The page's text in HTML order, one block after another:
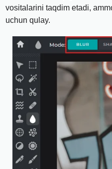
vositalarini taqdim etadi,
uchun qulay.